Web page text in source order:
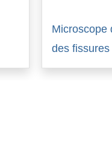
Microscope
des fissures